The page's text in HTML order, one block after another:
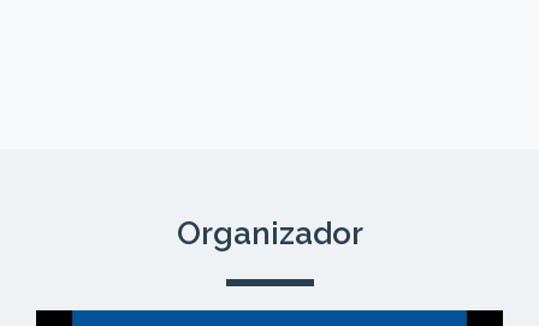
Organizador